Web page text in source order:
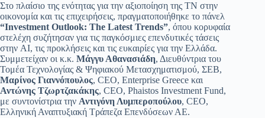
Στο πλαίσιο της ενότητας για την αξιοποίηση της ΤΝ στην
οικονομία και τις επιχειρήσεις, πραγματοποιήθηκε το πάνελ
“Investment Outlook: The Latest Trends”, όπου κορυφαία
στελέχη συζήτησαν για τις παγκόσμιες επενδυτικές τάσεις
στην AI, τις προκλήσεις και τις ευκαιρίες για την Ελλάδα.
Συμμετείχαν οι κ.κ. Μάγγυ Αθανασιάδη, Διευθύντρια του
Τομέα Τεχνολογίας & Ψηφιακού Μετασχηματισμού, ΣΕΒ,
Μαρίνος Γιαννόπουλος, CEO, Enterprise Greece και
Αντώνης Τζωρτζακάκης, CEO, Phaistos Investment Fund,
με συντονίστρια την Αντιγόνη Λυμπεροπούλου, CEO,
Ελληνική Αναπτυξιακή Τράπεζα Επενδύσεων ΑΕ.